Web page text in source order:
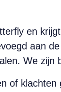
en
aan
We zijn
of